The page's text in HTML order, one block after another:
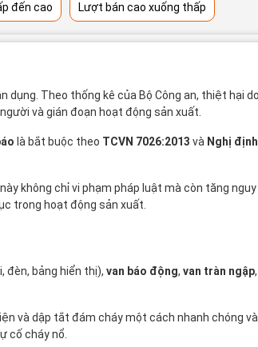
đến cao Lượt bán cao xuống thấp
dụng. Theo thống kê của Bộ Công an, thiệt hại
và gián đoạn hoạt động sản xuất.
là bắt buộc theo TCVN 7026:2013 và Nghị
không chỉ vi phạm pháp luật mà còn tăng
trong hoạt động sản xuất.
đèn, bảng hiển thị), van báo động, van tràn ngập,
và dập tắt đám cháy một cách nhanh chóng và
cố cháy nổ.